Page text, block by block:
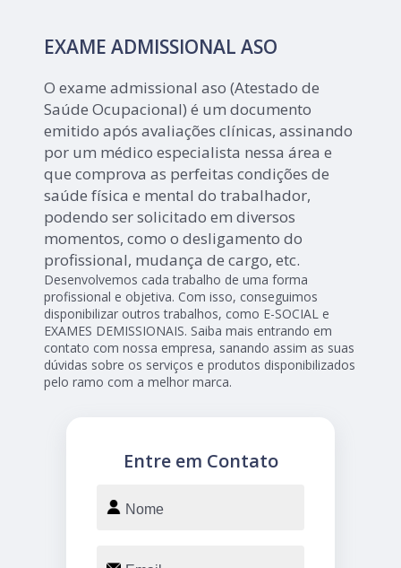
EXAME ADMISSIONAL ASO
O exame admissional aso (Atestado de
Saúde Ocupacional) é um documento
emitido após avaliações clínicas, assinando
por um médico especialista nessa área e
que comprova as perfeitas condições de
saúde física e mental do trabalhador,
podendo ser solicitado em diversos
momentos, como o desligamento do
profissional, mudança de cargo, etc.
Desenvolvemos cada trabalho de uma forma
profissional e objetiva. Com isso, conseguimos
disponibilizar outros trabalhos, como E-SOCIAL e
EXAMES DEMISSIONAIS. Saiba mais entrando em
contato com nossa empresa, sanando assim as suas
dúvidas sobre os serviços e produtos disponibilizados
pelo ramo com a melhor marca.
Entre em Contato